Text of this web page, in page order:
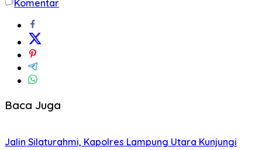
Komentar
Baca Juga
Jalin Silaturahmi, Kapolres Lampung Utara Kunjungi